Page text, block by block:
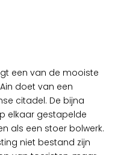
een van de mooiste
doet van een
citadel. De bijna
elkaar gestapelde
als een stoer bolwerk.
niet bestand zijn